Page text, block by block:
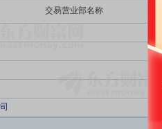
交易营业部名称